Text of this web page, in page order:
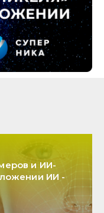
и ИИ-
ИИ -